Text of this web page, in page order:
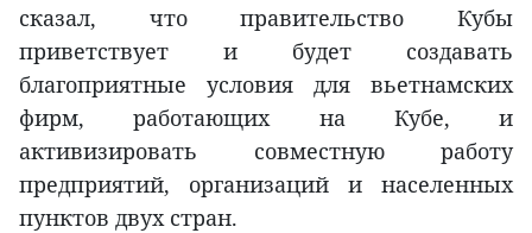
сказал, что правительство Кубы
приветствует и будет создавать
благоприятные условия для вьетнамских
фирм, работающих на Кубе, и
активизировать совместную работу
предприятий, организаций и населенных
пунктов двух стран.